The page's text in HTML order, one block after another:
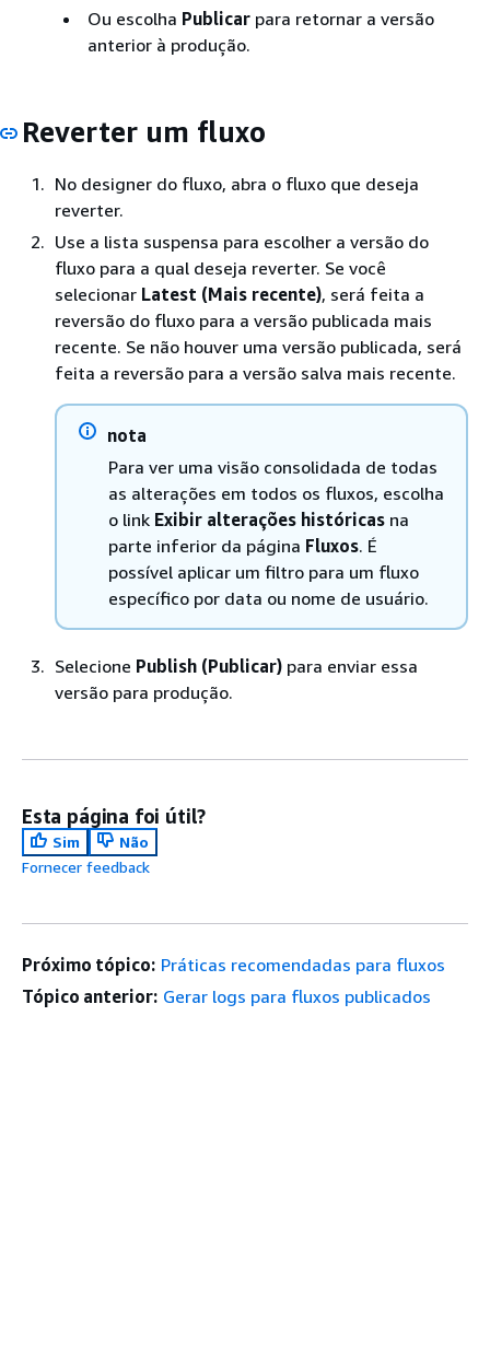
Ou escolha Publicar para retornar a versão
anterior à produção.
Reverter um fluxo
No designer do fluxo, abra o fluxo que deseja
reverter.
Use a lista suspensa para escolher a versão do
fluxo para a qual deseja reverter. Se você
selecionar Latest (Mais recente), será feita a
reversão do fluxo para a versão publicada mais
recente. Se não houver uma versão publicada, será
feita a reversão para a versão salva mais recente.
nota
Para ver uma visão consolidada de todas
as alterações em todos os fluxos, escolha
o link Exibir alterações históricas na
parte inferior da página Fluxos. É
possível aplicar um filtro para um fluxo
específico por data ou nome de usuário.
Selecione Publish (Publicar) para enviar essa
versão para produção.
Esta página foi útil?
Sim
Não
Fornecer feedback
Próximo tópico: Práticas recomendadas para fluxos
Tópico anterior: Gerar logs para fluxos publicados